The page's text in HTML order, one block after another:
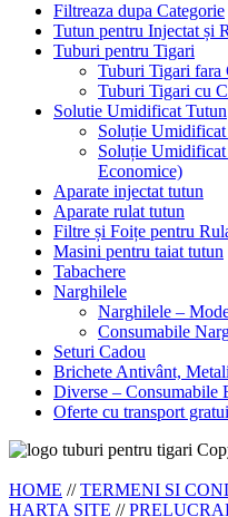
Filtreaza dupa Categorie
Tutun pentru Injectat și
Tuburi pentru Tigari
Tuburi Tigari fara
Tuburi Tigari cu
Solutie Umidificat Tutun
Soluție
Soluție
Economice)
Aparate injectat tutun
Aparate rulat tutun
Filtre și Foițe pentru
Masini pentru taiat tutun
Tabachere
Narghilele
Narghilele –
Consumabile
Seturi Cadou
Brichete Antivânt,
Diverse – Consumabile
Oferte cu transport
HOME //TERMENI SI
HARTA SITE //